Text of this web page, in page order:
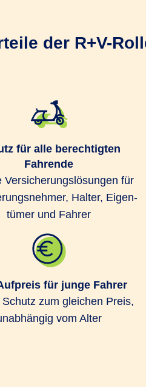
der R+V-
für alle berechtigten
Fahrende
Ver­si­che­rungs­lö­sun­gen für
Halter, Eigen­
tümer und Fahrer
für junge Fahrer
zum gleichen Preis,
vom Alter